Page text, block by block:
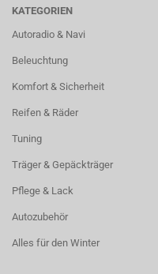
KATEGORIEN
Autoradio & Navi
Beleuchtung
Komfort & Sicherheit
Reifen & Räder
Tuning
Träger & Gepäckträger
Pflege & Lack
Autozubehör
Alles für den Winter